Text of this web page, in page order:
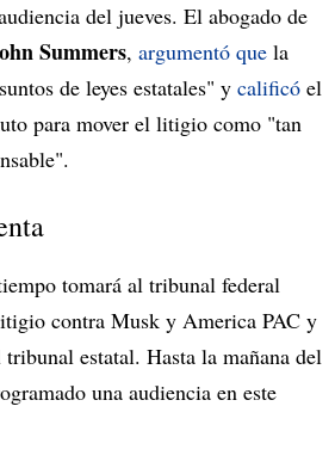
del jueves. El abogado de
Summers, argumentó que la
de leyes estatales" y calificó el
para mover el litigio como "tan
tomará al tribunal federal
contra Musk y America PAC y
estatal. Hasta la mañana del
una audiencia en este